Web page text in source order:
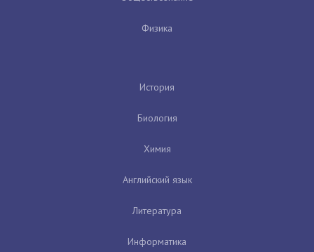
Физика
История
Биология
Химия
Английский язык
Литература
Информатика